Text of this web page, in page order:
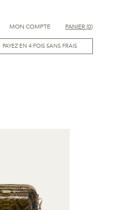
MON COMPTE PANIER(0)
PAYEZ EN 4 FOIS SANS FRAIS